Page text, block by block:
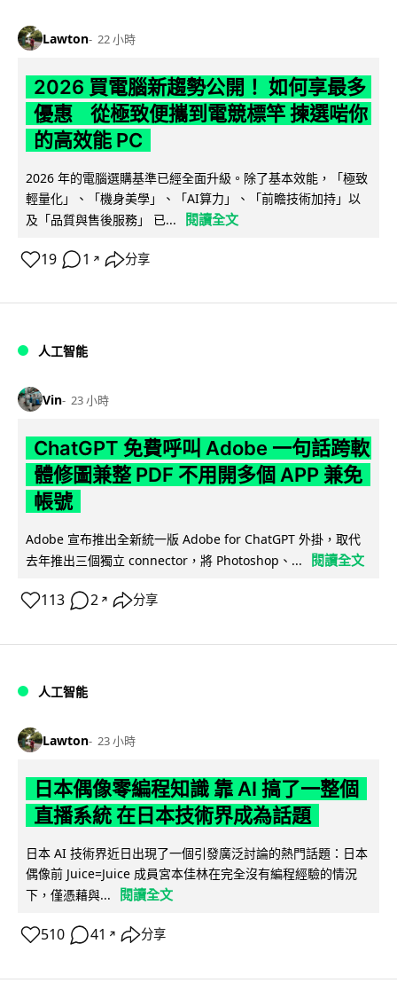
Lawton 22 小時
2026 買電腦新趨勢公開！ 如何享最多
優惠 從極致便攜到電競標竿 揀選啱你
的高效能 PC
2026 年的電腦選購基準已經全面升級。除了基本效能，「極致
輕量化」、「機身美學」、「AI算力」、「前瞻技術加持」以
及「品質與售後服務」 已...
閱讀全文
19 1 ↗ 分享
人工智能
Vin 23 小時
ChatGPT 免費呼叫 Adobe 一句話跨軟
體修圖兼整 PDF 不用開多個 APP 兼免
帳號
Adobe 宣布推出全新統一版 Adobe for ChatGPT 外掛，取代
去年推出三個獨立 connector，將 Photoshop、...
閱讀全文
113 2 ↗ 分享
人工智能
Lawton 23 小時
日本偶像零編程知識 靠 AI 搞了一整個
直播系統 在日本技術界成為話題
日本 AI 技術界近日出現了一個引發廣泛討論的熱門話題：日本
偶像前 Juice=Juice 成員宮本佳林在完全沒有編程經驗的情況
下，僅憑藉與...
閱讀全文
510 41 ↗ 分享